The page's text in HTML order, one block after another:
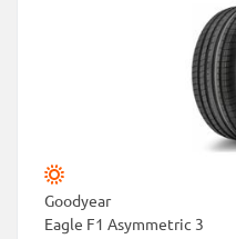
Goodyear
Eagle F1 Asymmetric 3